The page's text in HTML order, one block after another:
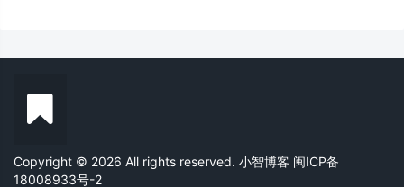
Copyright © 2026 All rights reserved. 小智博客 闽ICP备
18008933号-2